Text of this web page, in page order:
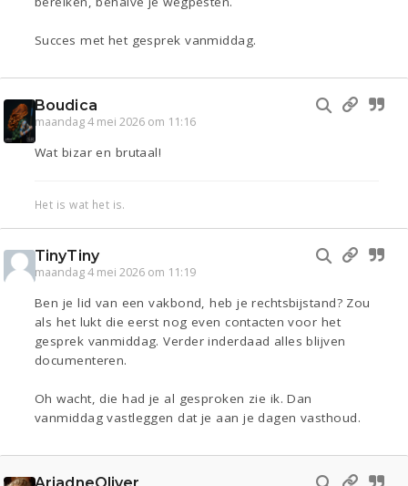
Succes met het gesprek vanmiddag.
Boudica
maandag 4 mei 2026 om 11:16
Wat bizar en brutaal!
Het is wat het is.
TinyTiny
maandag 4 mei 2026 om 11:19
Ben je lid van een vakbond, heb je rechtsbijstand? Zou
als het lukt die eerst nog even contacten voor het
gesprek vanmiddag. Verder inderdaad alles blijven
documenteren.
Oh wacht, die had je al gesproken zie ik. Dan
vanmiddag vastleggen dat je aan je dagen vasthoud.